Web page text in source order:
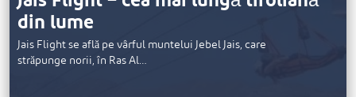
din lume
Jais Flight se află pe vârful muntelui Jebel Jais, care
străpunge norii, în Ras Al…